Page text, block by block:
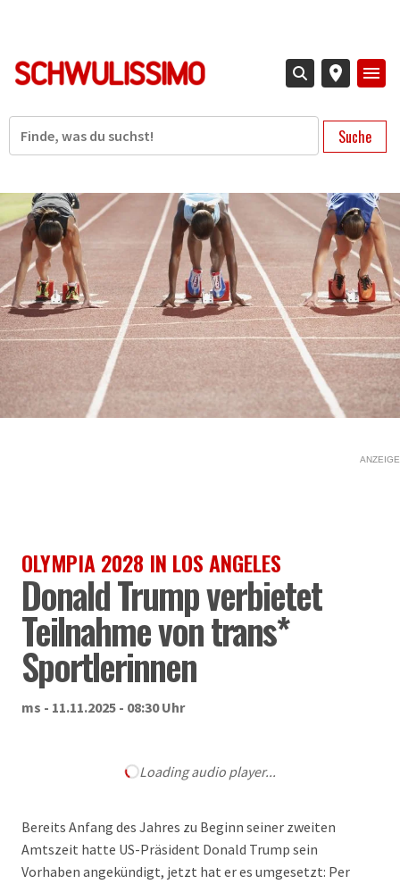
Suche
ANZEIGE
OLYMPIA 2028 IN LOS ANGELES
Donald Trump verbietet
Teilnahme von trans*
Sportlerinnen
ms - 11.11.2025 - 08:30 Uhr
Loading audio player...
Bereits Anfang des Jahres zu Beginn seiner zweiten
Amtszeit hatte US-Präsident Donald Trump sein
Vorhaben angekündigt, jetzt hat er es umgesetzt: Per